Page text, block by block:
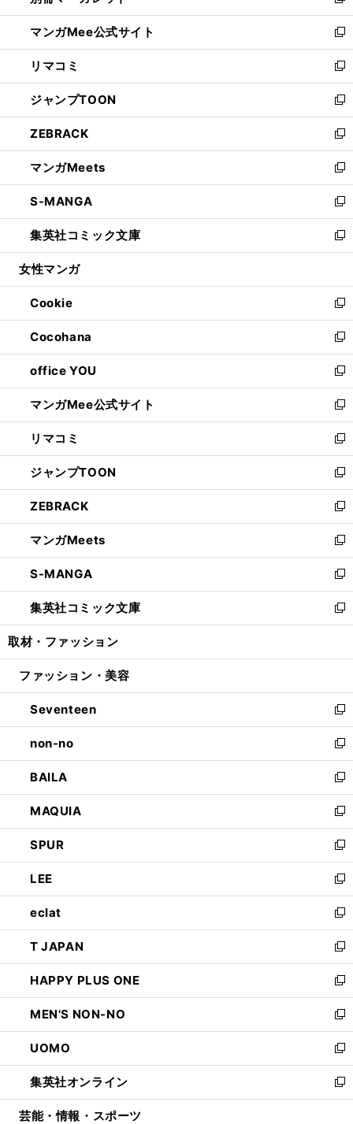
開
く
ン
ド
ウ
で
開
く
ウ
ィ
ン
ド
ウ
で
開
く
し
い
ウ
ィ
ン
ド
ウ
で
開
く
マンガMee公式サイト
新
し
い
ウ
ィ
ン
ド
ウ
で
開
く
リマコミ
新
し
い
ウ
ィ
ン
ド
ウ
で
開
く
ジャンプTOON
新
し
い
ウ
ィ
ン
ド
ウ
で
開
ZEBRACK
新
し
い
ウ
ィ
ン
ド
ウ
開
く
マンガMeets
新
し
い
ウ
ィ
ン
ウ
で
開
く
S-MANGA
新
し
い
ウ
ン
ド
ウ
で
開
く
集英社コミック文庫
新
し
ウ
ィ
ン
ド
ウ
で
開
く
女性マンガ
Cookie
新
し
い
ウ
ィ
ン
ド
ウ
で
開
く
Cocohana
新
し
い
ウ
ィ
ン
ド
ウ
で
開
く
office YOU
新
し
い
ウ
ィ
ン
ド
ウ
で
開
く
マンガMee公式サイト
新
し
い
ウ
ィ
ン
ド
ウ
で
開
く
リマコミ
新
し
い
ウ
ィ
ン
ド
ウ
で
開
く
ジャンプTOON
新
し
い
ウ
ィ
ン
ド
ウ
で
開
ZEBRACK
新
し
い
ウ
ィ
ン
ド
ウ
開
マンガMeets
新
し
い
ウ
ィ
ン
ウ
開
く
S-MANGA
新
し
い
ウ
ン
ウ
で
開
く
集英社コミック文庫
新
し
ウ
ン
ド
ウ
で
開
く
取材・ファッション
ファッション・美容
Seventeen
新
し
い
ウ
ィ
ン
ド
ウ
で
開
く
non-no
新
し
い
ウ
ィ
ン
ド
ウ
で
開
く
BAILA
新
し
い
ウ
ィ
ン
ド
ウ
で
開
く
MAQUIA
新
し
い
ウ
ィ
ン
ド
ウ
で
開
く
SPUR
新
し
い
ウ
ィ
ン
ド
ウ
で
開
く
LEE
新
し
い
ウ
ィ
ン
ド
ウ
で
開
く
eclat
新
し
い
ウ
ィ
ン
ド
ウ
で
開
く
T JAPAN
新
し
い
ウ
ィ
ン
ド
ウ
で
開
HAPPY PLUS ONE
新
し
い
ウ
ィ
ン
ド
ウ
MEN'S NON-NO
新
し
い
ウ
ィ
ン
UOMO
新
し
い
ウ
集英社オンライン
新
し
芸能・情報・スポーツ